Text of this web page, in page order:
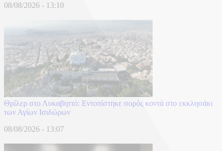
08/08/2026 - 13:10
Θρίλερ στο Λυκαβηττό: Εντοπίστηκε σορός κοντά στο εκκλησάκι
των Αγίων Ισιδώρων
08/08/2026 - 13:07